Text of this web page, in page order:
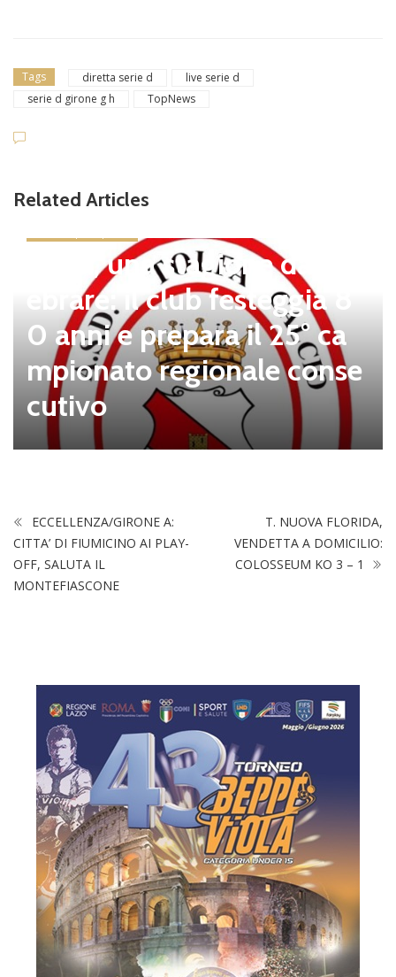
Tags diretta serie d
live serie d
serie d girone g h
TopNews
Related Articles
Tolfa, una stagione da cel
ebrare: il club festeggia 8
0 anni e prepara il 25° ca
mpionato regionale conse
cutivo
ECCELLENZA/GIRONE A:
CITTA’ DI FIUMICINO AI PLAY-
OFF, SALUTA IL
MONTEFIASCONE
T. NUOVA FLORIDA,
VENDETTA A DOMICILIO:
COLOSSEUM KO 3 – 1